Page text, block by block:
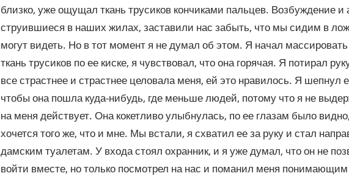
близко, уже ощущал ткань трусиков кончиками пальцев. Возбуждение и
струившиеся в наших жилах, заставили нас забыть, что мы сидим в
могут видеть. Но в тот момент я не думал об этом. Я начал массировать
ткань трусиков по ее киске, я чувствовал, что она горячая. Я потирал
все страстнее и страстнее целовала меня, ей это нравилось. Я шепнул
чтобы она пошла куда-нибудь, где меньше людей, потому что я не
на меня действует. Она кокетливо улыбнулась, по ее глазам было
хочется того же, что и мне. Мы встали, я схватил ее за руку и стал
дамским туалетам. У входа стоял охранник, и я уже думал, что он не
войти вместе, но только посмотрел на нас и поманил меня